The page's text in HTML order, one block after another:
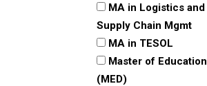
MA in Logistics and
Supply Chain Mgmt
MA in TESOL
Master of Education
(MED)